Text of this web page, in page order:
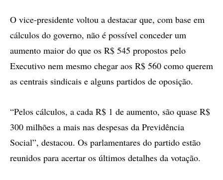
O vice-presidente voltou a destacar que, com base em
cálculos do governo, não é possível conceder um
aumento maior do que os R$ 545 propostos pelo
Executivo nem mesmo chegar aos R$ 560 como querem
as centrais sindicais e alguns partidos de oposição.
“Pelos cálculos, a cada R$ 1 de aumento, são quase R$
300 milhões a mais nas despesas da Previdência
Social”, destacou. Os parlamentares do partido estão
reunidos para acertar os últimos detalhes da votação.